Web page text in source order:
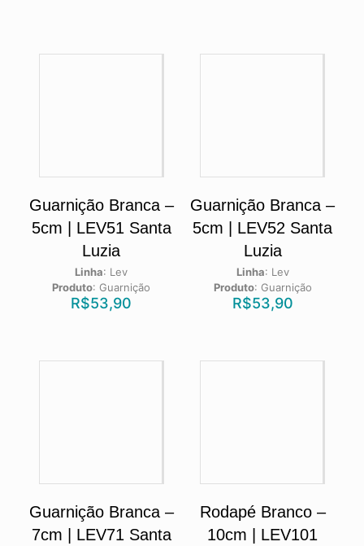
Guarnição Branca –
5cm | LEV51 Santa
Luzia
Linha: Lev
Produto:Guarnição
R$53,90
Guarnição Branca –
5cm | LEV52 Santa
Luzia
Linha: Lev
Produto: Guarnição
R$53,90
Guarnição Branca –
7cm | LEV71 Santa
Rodapé Branco –
10cm | LEV101